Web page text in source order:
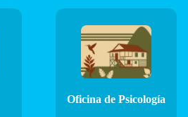
Oficina de Psicología